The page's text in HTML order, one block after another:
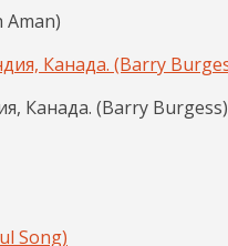
Aman)
Канада. (Barry Burgess)